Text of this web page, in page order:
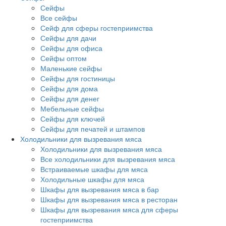
Сейфы
Все сейфы
Сейф для сферы гостеприимства
Сейфы для дачи
Сейфы для офиса
Сейфы оптом
Маленькие сейфы
Сейфы для гостиницы
Сейфы для дома
Сейфы для денег
Мебельные сейфы
Сейфы для ключей
Сейфы для печатей и штампов
Холодильники для вызревания мяса
Холодильники для вызревания мяса
Все холодильники для вызревания мяса
Встраиваемые шкафы для мяса
Холодильные шкафы для мяса
Шкафы для вызревания мяса в бар
Шкафы для вызревания мяса в ресторан
Шкафы для вызревания мяса для сферы
гостеприимства